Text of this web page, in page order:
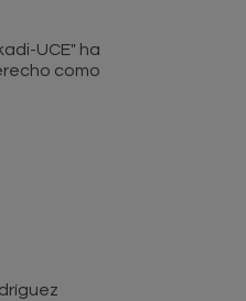
UCE" ha
como